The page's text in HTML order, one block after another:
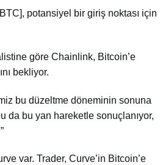
potansiyel bir giriş noktası için
göre Chainlink, Bitcoin’e
bekliyor.
bu düzeltme döneminin sonuna
da bu yan hareketle sonuçlanıyor,
var. Trader, Curve’in Bitcoin’e